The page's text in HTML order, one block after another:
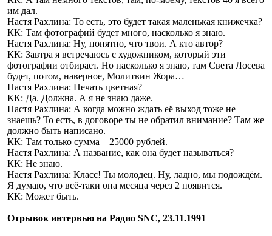
им дал.
Настя Рахлина: То есть, это будет такая маленькая книжечка?
КК: Там фотографий будет много, насколько я знаю.
Настя Рахлина: Ну, понятно, что твои. А кто автор?
КК: Завтра я встречаюсь с художником, который эти
фотографии отбирает. Но насколько я знаю, там Света Лосева
будет, потом, наверное, Молитвин Жора…
Настя Рахлина: Печать цветная?
КК: Да. Должна. А я не знаю даже.
Настя Рахлина: А когда можно ждать её выход тоже не
знаешь? То есть, в договоре ты не обратил внимание? Там же
должно быть написано.
КК: Там только сумма – 25000 рублей.
Настя Рахлина: А название, как она будет называться?
КК: Не знаю.
Настя Рахлина: Класс! Ты молодец. Ну, ладно, мы подождём.
Я думаю, что всё-таки она месяца через 2 появится.
КК: Может быть.
Отрывок интервью на Радио SNC, 23.11.1991